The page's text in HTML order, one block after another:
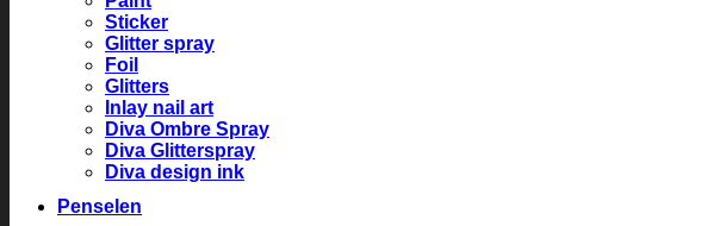
Sticker
Glitter spray
Foil
Glitters
Inlay nail art
Diva Ombre Spray
Diva Glitterspray
Diva design ink
Penselen